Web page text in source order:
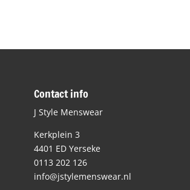
Contact info
J Style Menswear
Kerkplein 3
4401 ED Yerseke
0113 202 126
info@jstylemenswear.nl